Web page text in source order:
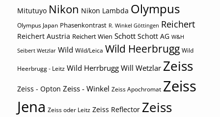
Mitutuyo Nikon Nikon Lambda Olympus
Olympus Japan Phasenkontrast R. Winkel Göttingen Reichert
Reichert Austria Reichert Wien Schott Schott AG W&H
Seibert Wetzlar Wild Wild/Leica Wild Heerbrugg Wild
Heerbrugg - Leitz Wild Herrbrugg Will Wetzlar Zeiss
Zeiss - Opton Zeiss - Winkel Zeiss Apochromat Zeiss
Jena Zeiss oder Leitz Zeiss Reflector Zeiss